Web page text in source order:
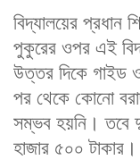
বিদ্যালয়ের প্রধান
পুকুরের ওপর এই
উত্তর দিকে গাইড
পর থেকে কোনো
সম্ভব হয়নি। তবে
হাজার ৫০০